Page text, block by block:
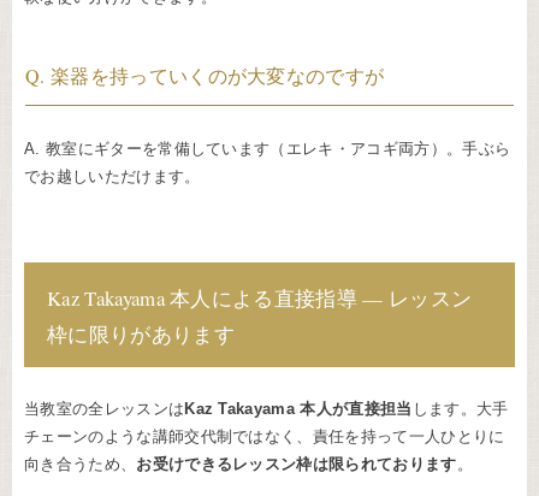
Q. 楽器を持っていくのが大変なのですが
A. 教室にギターを常備しています（エレキ・アコギ両方）。手ぶら
でお越しいただけます。
Kaz Takayama 本人による直接指導 — レッスン
枠に限りがあります
当教室の全レッスンはKaz Takayama 本人が直接担当 します。大手
チェーンのような講師交代制ではなく、責任を持って一人ひとりに
向き合うため、 お受けできるレッスン枠は限られております 。